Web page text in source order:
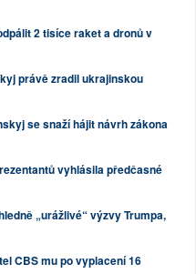
2 tisíce raket a dronů v
právě zradil ukrajinskou
se snaží hájit návrh zákona
vyhlásila předčasné
„urážlivé“ výzvy Trumpa,
CBS mu po vyplacení 16